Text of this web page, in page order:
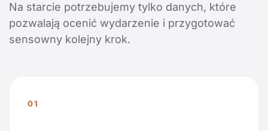
Na starcie potrzebujemy tylko danych, które
pozwalają ocenić wydarzenie i przygotować
sensowny kolejny krok.
01